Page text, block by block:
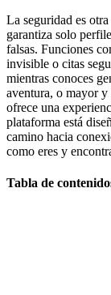
La seguridad es
garantiza solo
falsas. Funciones
invisible o citas
mientras conoces
aventura, o mayor
ofrece una
plataforma está
camino hacia
como eres y
Tabla de